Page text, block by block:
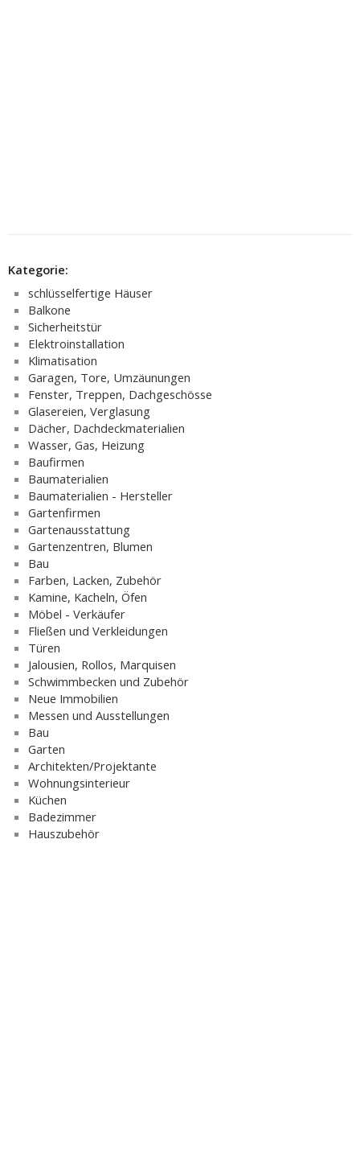
Kategorie:
schlüsselfertige Häuser
Balkone
Sicherheitstür
Elektroinstallation
Klimatisation
Garagen, Tore, Umzäunungen
Fenster, Treppen, Dachgeschösse
Glasereien, Verglasung
Dächer, Dachdeckmaterialien
Wasser, Gas, Heizung
Baufirmen
Baumaterialien
Baumaterialien - Hersteller
Gartenfirmen
Gartenausstattung
Gartenzentren, Blumen
Bau
Farben, Lacken, Zubehör
Kamine, Kacheln, Öfen
Möbel - Verkäufer
Fließen und Verkleidungen
Türen
Jalousien, Rollos, Marquisen
Schwimmbecken und Zubehör
Neue Immobilien
Messen und Ausstellungen
Bau
Garten
Architekten/Projektante
Wohnungsinterieur
Küchen
Badezimmer
Hauszubehör